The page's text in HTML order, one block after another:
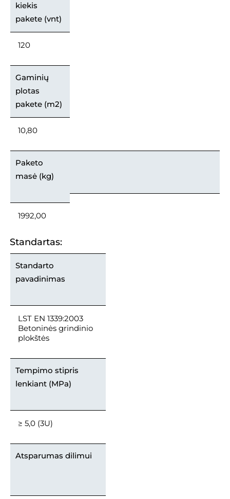
kiekis
pakete (vnt)
120
Gaminių
plotas
pakete (m2)
10,80
Paketo
masė (kg)
1992,00
Standartas:
Standarto
pavadinimas
LST EN 1339:2003
Betoninės grindinio
plokštės
Tempimo stipris
lenkiant (MPa)
≥ 5,0 (3U)
Atsparumas dilimui